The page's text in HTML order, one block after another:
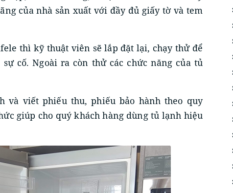
của nhà sản xuất với đầy đủ giấy tờ và tem
thì kỹ thuật viên sẽ lắp đặt lại, chạy thử để
cố. Ngoài ra còn thử các chức năng của tủ
và viết phiếu thu, phiếu bảo hành theo quy
giúp cho quý khách hàng dùng tủ lạnh hiệu